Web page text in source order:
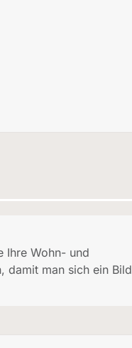
Ihre Wohn- und
damit man sich ein Bild